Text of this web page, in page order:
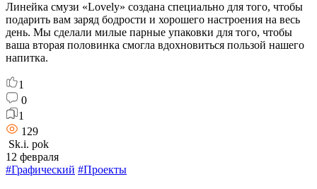
Линейка смузи «Lovely» создана специально для того, чтобы
подарить вам заряд бодрости и хорошего настроения на весь
день. Мы сделали милые парные упаковки для того, чтобы
ваша вторая половинка смогла вдохновиться пользой нашего
напитка.
1
0
1
129
Sk.i. pok
12 февраля
#Графический #Проекты